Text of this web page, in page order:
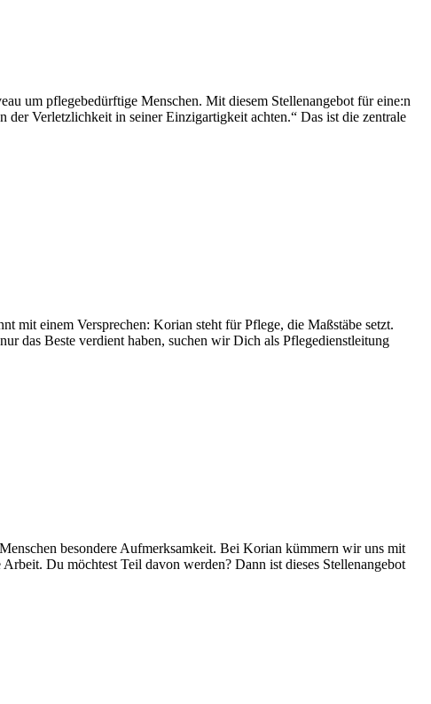
um pflegebedürftige Menschen. Mit diesem Stellenangebot für eine:n
Verletzlichkeit in seiner Einzigartigkeit achten.“ Das ist die zentrale
mit einem Versprechen: Korian steht für Pflege, die Maßstäbe setzt.
das Beste verdient haben, suchen wir Dich als Pflegedienstleitung
besondere Aufmerksamkeit. Bei Korian kümmern wir uns mit
Du möchtest Teil davon werden? Dann ist dieses Stellenangebot